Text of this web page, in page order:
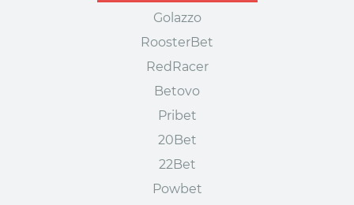
Golazzo
RoosterBet
RedRacer
Betovo
Pribet
20Bet
22Bet
Powbet